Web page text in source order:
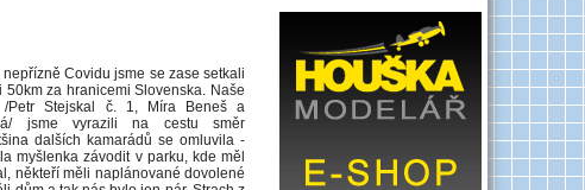
nepřízně Covidu jsme se zase setkali
50km za hranicemi Slovenska. Naše
/Petr Stejskal č. 1, Míra Beneš a
já/ jsme vyrazili na cestu směr
dalších kamarádů se omluvila -
myšlenka závodit v parku, kde měl
někteří měli naplánované dovolené